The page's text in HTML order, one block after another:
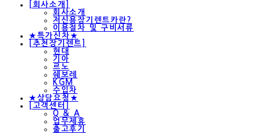
[회사소개]
회사소개
저신용장기렌트카란?
이용절차 및 구비서류
★특가신차★
[추천장기렌트]
현대
기아
르노
쉐보레
KGM
수입차
★상담요청★
[고객센터]
Q & A
업무제휴
출고후기